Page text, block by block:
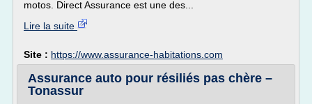
motos. Direct Assurance est une des...
Lire la suite
Site : https://www.assurance-habitations.com
Assurance auto pour résiliés pas chère –
Tonassur